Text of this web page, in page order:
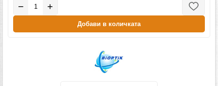
− +
Добави в количката